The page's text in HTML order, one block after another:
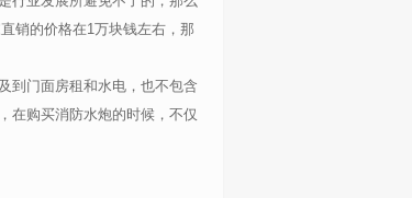
销的价格在1万块钱左右，那
到门面房租和水电，也不包含
在购买消防水炮的时候，不仅